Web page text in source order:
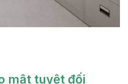
mật tuyệt đối